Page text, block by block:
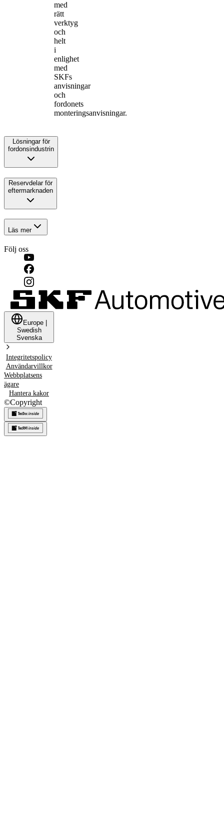
med
rätt
verktyg
och
helt
i
enlighet
med
SKFs
anvisningar
och
fordonets
monteringsanvisningar.
Lösningar för
fordonsindustrin
Reservdelar för
eftermarknaden
Läs mer
Följ oss
Europe
Swedish
Svenska
Integritetspolicy
Användarvillkor
Webbplatsens
ägare
Hantera kakor
©Copyright